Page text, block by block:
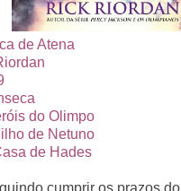
de Atena
do Olimpo
de Netuno
de Hades